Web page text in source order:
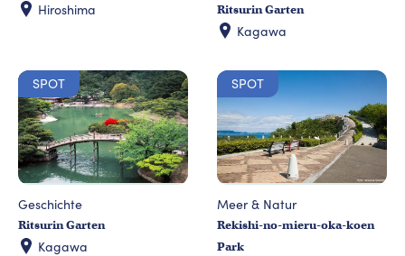
Hiroshima
Ritsurin Garten
Kagawa
SPOT
Geschichte
Ritsurin Garten
Kagawa
SPOT
Meer & Natur
Rekishi-no-mieru-oka-koen
Park